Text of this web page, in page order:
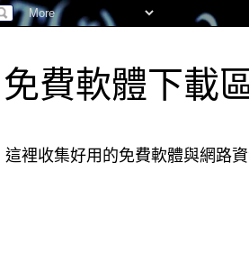
免費軟體下載
這裡收集好用的免費軟體與網路